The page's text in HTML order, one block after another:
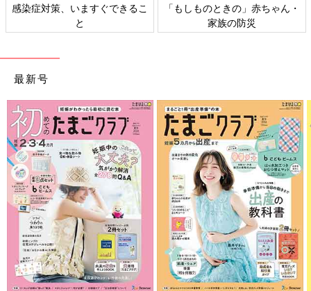
感染症対策、いますぐできるこ
と
「もしものときの」赤ちゃん・
家族の防災
最新号